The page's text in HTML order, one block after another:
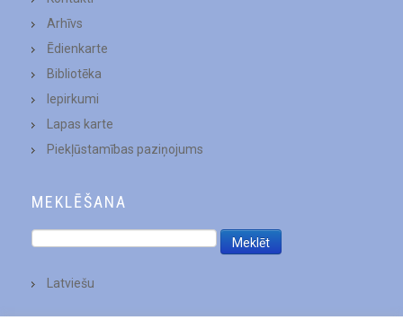
Arhīvs
Ēdienkarte
Bibliotēka
Iepirkumi
Lapas karte
Piekļūstamības paziņojums
MEKLĒŠANA
Latviešu